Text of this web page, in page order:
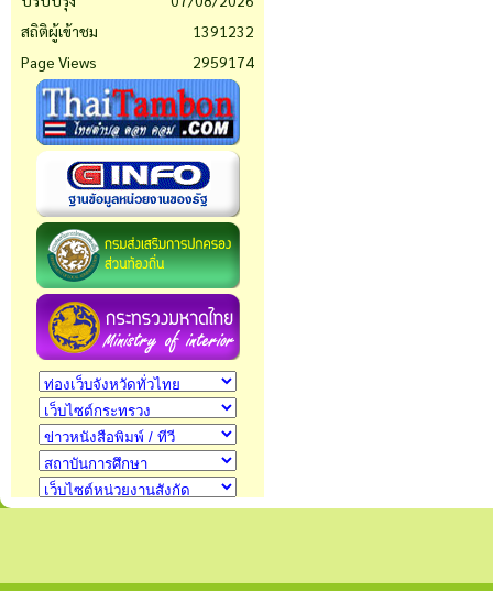
สถิติผู้เข้าชม
1391232
Page Views
2959174